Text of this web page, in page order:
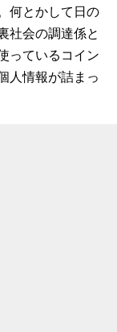
何とかして日の
社会の調達係と
っているコイン
人情報が詰まっ